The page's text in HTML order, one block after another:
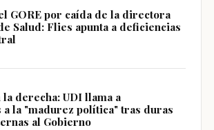
GORE por caída de la directora
Salud: Flies apunta a deficiencias
derecha: UDI llama a
a la "madurez política" tras duras
al Gobierno